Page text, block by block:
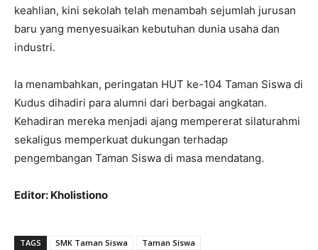
keahlian, kini sekolah telah menambah sejumlah jurusan
baru yang menyesuaikan kebutuhan dunia usaha dan
industri.
Ia menambahkan, peringatan HUT ke-104 Taman Siswa di
Kudus dihadiri para alumni dari berbagai angkatan.
Kehadiran mereka menjadi ajang mempererat silaturahmi
sekaligus memperkuat dukungan terhadap
pengembangan Taman Siswa di masa mendatang.
Editor: Kholistiono
TAGS SMK Taman Siswa Taman Siswa